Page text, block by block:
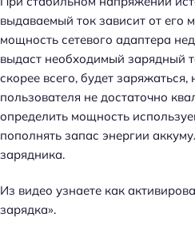
выдаваемый ток зависит от его
мощность сетевого адаптера
выдаст необходимый зарядный
скорее всего, будет
пользователя не достаточно
определить мощность
пополнять запас энергии
зарядника.
Из видео узнаете как
зарядка».